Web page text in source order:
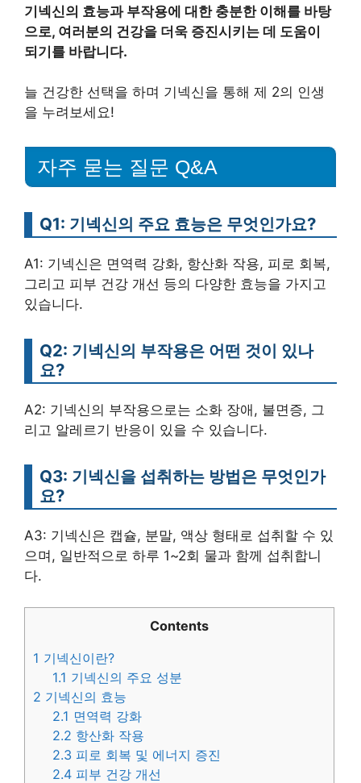
기넥신의 효능과 부작용에 대한 충분한 이해를 바탕
으로, 여러분의 건강을 더욱 증진시키는 데 도움이
되기를 바랍니다.
늘 건강한 선택을 하며 기넥신을 통해 제 2의 인생
을 누려보세요!
자주 묻는 질문 Q&A
Q1: 기넥신의 주요 효능은 무엇인가요?
A1: 기넥신은 면역력 강화, 항산화 작용, 피로 회복,
그리고 피부 건강 개선 등의 다양한 효능을 가지고
있습니다.
Q2: 기넥신의 부작용은 어떤 것이 있나
요?
A2: 기넥신의 부작용으로는 소화 장애, 불면증, 그
리고 알레르기 반응이 있을 수 있습니다.
Q3: 기넥신을 섭취하는 방법은 무엇인가
요?
A3: 기넥신은 캡슐, 분말, 액상 형태로 섭취할 수 있
으며, 일반적으로 하루 1~2회 물과 함께 섭취합니
다.
Contents
1 기넥신이란?
1.1 기넥신의 주요 성분
2 기넥신의 효능
2.1 면역력 강화
2.2 항산화 작용
2.3 피로 회복 및 에너지 증진
2.4 피부 건강 개선